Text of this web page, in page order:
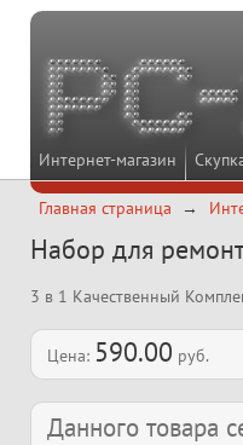
Интернет-магазин
Главная страница
Набор для
3 в 1 Качественный
Цена: 590.00 руб.
Данного товара